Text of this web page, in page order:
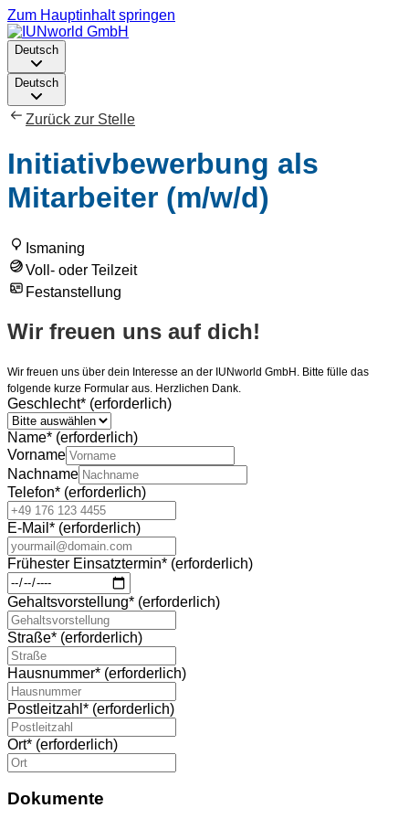
Zum Hauptinhalt springen
Deutsch
Deutsch
Zurück zur Stelle
Initiativbewerbung als
Mitarbeiter (m/w/d)
Ismaning
Voll- oder Teilzeit
Festanstellung
Wir freuen uns auf dich!
Wir freuen uns über dein Interesse an der IUNworld GmbH. Bitte fülle das
folgende kurze Formular aus. Herzlichen Dank.
Geschlecht* (erforderlich)
Name* (erforderlich)
Vorname
Nachname
Telefon* (erforderlich)
E-Mail * (erforderlich)
Frühester Einsatztermin* (erforderlich)
Gehaltsvorstellung* (erforderlich)
Straße* (erforderlich)
Hausnummer* (erforderlich)
Postleitzahl * (erforderlich)
Ort* (erforderlich)
Dokumente